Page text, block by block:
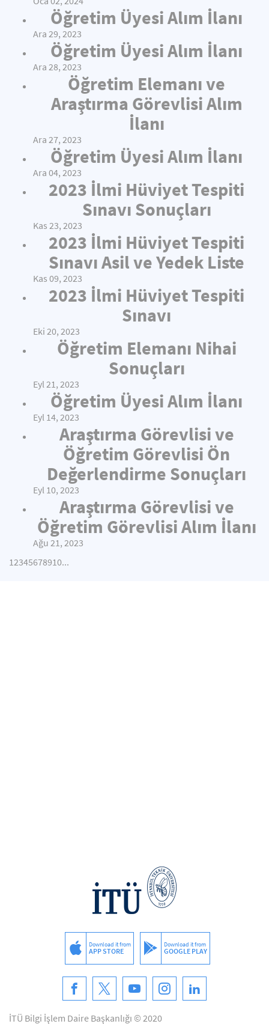
Öğretim Üyesi Alım İlanı
Ara 29, 2023
Öğretim Üyesi Alım İlanı
Ara 28, 2023
Öğretim Elemanı ve
Araştırma Görevlisi Alım
İlanı
Ara 27, 2023
Öğretim Üyesi Alım İlanı
Ara 04, 2023
2023 İlmi Hüviyet Tespiti
Sınavı Sonuçları
Kas 23, 2023
2023 İlmi Hüviyet Tespiti
Sınavı Asil ve Yedek Liste
Kas 09, 2023
2023 İlmi Hüviyet Tespiti
Sınavı
Eki 20, 2023
Öğretim Elemanı Nihai
Sonuçları
Eyl 21, 2023
Öğretim Üyesi Alım İlanı
Eyl 14, 2023
Araştırma Görevlisi ve
Öğretim Görevlisi Ön
Değerlendirme Sonuçları
Eyl 10, 2023
Araştırma Görevlisi ve
Öğretim Görevlisi Alım İlanı
Ağu 21, 2023
12345678910...
Download it from
APP STORE
Download it from
GOOGLE PLAY
İTÜ Bilgi İşlem Daire Başkanlığı © 2020